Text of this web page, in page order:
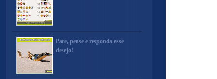
Pare, pense e responda esse
desejo!